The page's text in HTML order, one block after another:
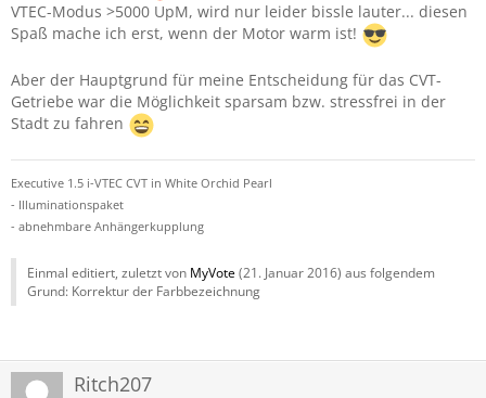
VTEC-Modus >5000 UpM, wird nur leider bissle lauter... diesen
Spaß mache ich erst, wenn der Motor warm ist!
Aber der Hauptgrund für meine Entscheidung für das CVT-
Getriebe war die Möglichkeit sparsam bzw. stressfrei in der
Stadt zu fahren
Executive 1.5 i-VTEC CVT in White Orchid Pearl
- Illuminationspaket
- abnehmbare Anhängerkupplung
Einmal editiert, zuletzt von MyVote(21. Januar 2016) aus folgendem
Grund: Korrektur der Farbbezeichnung
Ritch207